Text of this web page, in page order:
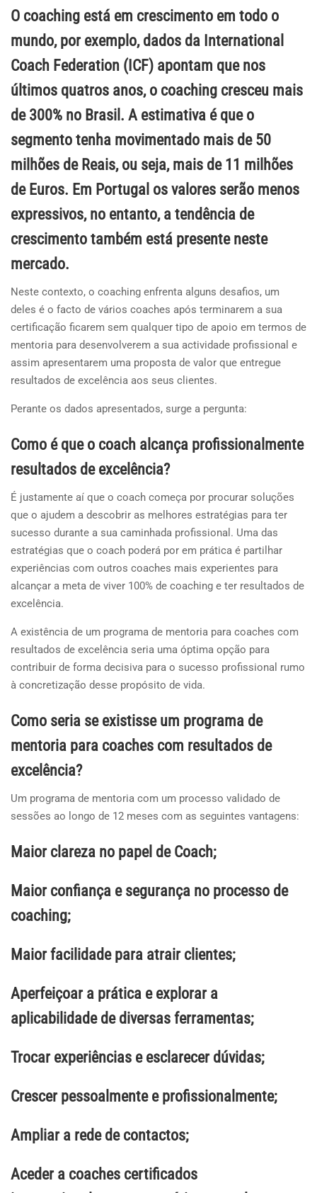
O coaching está em crescimento em todo o
mundo, por exemplo, dados da International
Coach Federation (ICF) apontam que nos
últimos quatros anos, o coaching cresceu mais
de 300% no Brasil. A estimativa é que o
segmento tenha movimentado mais de 50
milhões de Reais, ou seja, mais de 11 milhões
de Euros. Em Portugal os valores serão menos
expressivos, no entanto, a tendência de
crescimento também está presente neste
mercado.
Neste contexto, o coaching enfrenta alguns desafios, um
deles é o facto de vários coaches após terminarem a sua
certificação ficarem sem qualquer tipo de apoio em termos de
mentoria para desenvolverem a sua actividade profissional e
assim apresentarem uma proposta de valor que entregue
resultados de excelência aos seus clientes.
Perante os dados apresentados, surge a pergunta:
Como é que o coach alcança profissionalmente
resultados de excelência?
É justamente aí que o coach começa por procurar soluções
que o ajudem a descobrir as melhores estratégias para ter
sucesso durante a sua caminhada profissional. Uma das
estratégias que o coach poderá por em prática é partilhar
experiências com outros coaches mais experientes para
alcançar a meta de viver 100% de coaching e ter resultados de
excelência.
A existência de um programa de mentoria para coaches com
resultados de excelência seria uma óptima opção para
contribuir de forma decisiva para o sucesso profissional rumo
à concretização desse propósito de vida.
Como seria se existisse um programa de
mentoria para coaches com resultados de
excelência?
Um programa de mentoria com um processo validado de
sessões ao longo de 12 meses com as seguintes vantagens:
Maior clareza no papel de Coach;
Maior confiança e segurança no processo de
coaching;
Maior facilidade para atrair clientes;
Aperfeiçoar a prática e explorar a
aplicabilidade de diversas ferramentas;
Trocar experiências e esclarecer dúvidas;
Crescer pessoalmente e profissionalmente;
Ampliar a rede de contactos;
Aceder a coaches certificados